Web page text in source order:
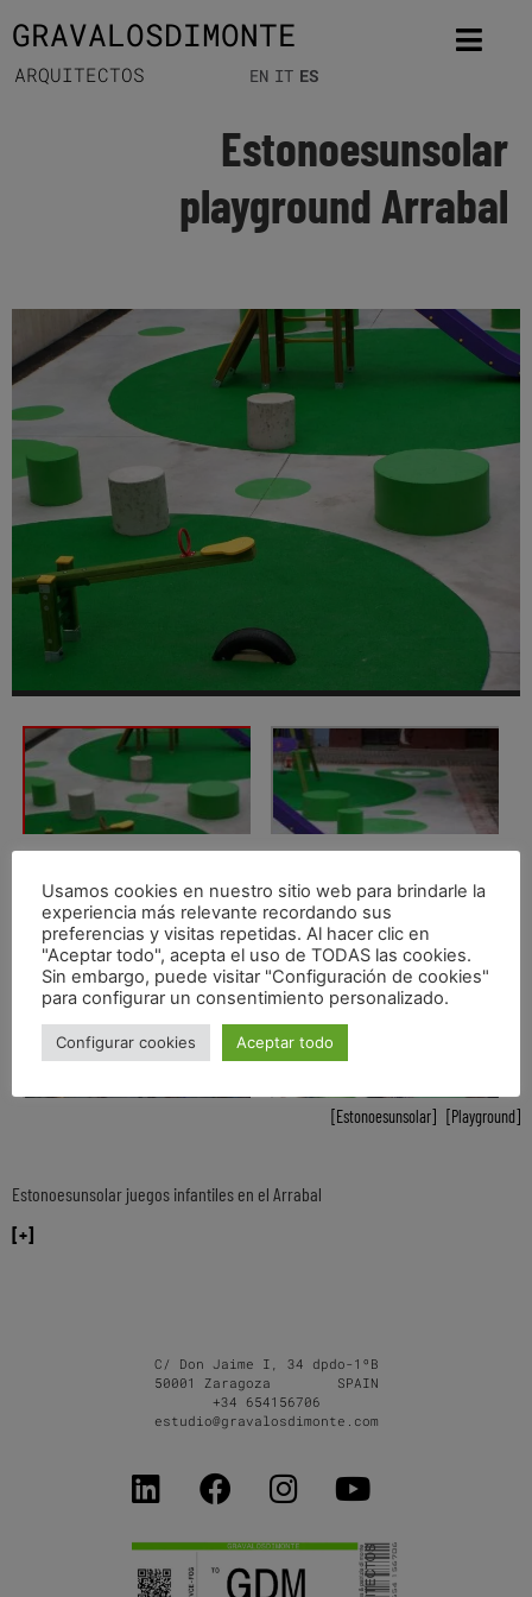
GRAVALOSDIMONTE
ARQUITECTOS EN IT ES
Estonoesunsolar
playground Arrabal
Estonoesunsolar juegos infantiles en el Arrabal
[+]
Estonoesunsolar Playground
C/ Don Jaime I, 34 dpdo-1ºB
50001 Zaragoza SPAIN
+34 654156706
estudio@gravalosdimonte.com
Usamos cookies en nuestro sitio web para brindarle la
experiencia más relevante recordando sus
preferencias y visitas repetidas. Al hacer clic en
"Aceptar todo", acepta el uso de TODAS las cookies.
Sin embargo, puede visitar "Configuración de cookies"
para configurar un consentimiento personalizado.
Configurar cookies Aceptar todo